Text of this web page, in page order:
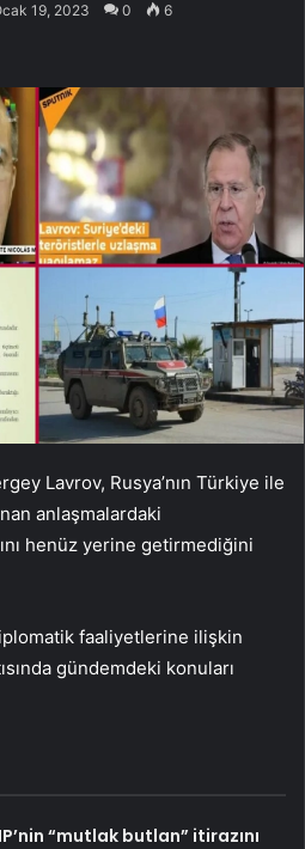
19, 2023 0 6
Lavrov, Rusya’nın Türkiye ile
anlaşmalardaki
henüz yerine getirmediğini
faaliyetlerine ilişkin
gündemdeki konuları
“mutlak butlan” itirazını